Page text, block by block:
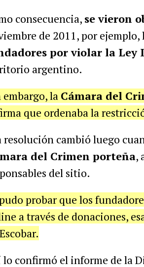
consecuencia, se vieron
de 2011, por ejemplo,
por violar la Ley
argentino.
embargo, la Cámara del
que ordenaba la
resolución cambió luego
del Crimen porteña,
del sitio.
probar que los
a través de donaciones,
lo confirmó el informe de la